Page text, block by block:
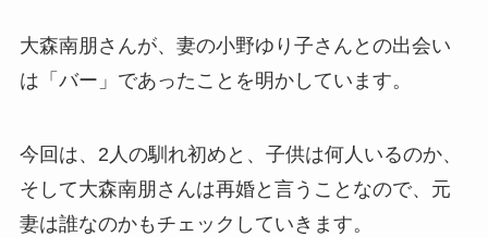
大森南朋さんが、妻の小野ゆり子さんとの出会い
は「バー」であったことを明かしています。
今回は、2人の馴れ初めと、子供は何人いるのか、
そして大森南朋さんは再婚と言うことなので、元
妻は誰なのかもチェックしていきます。